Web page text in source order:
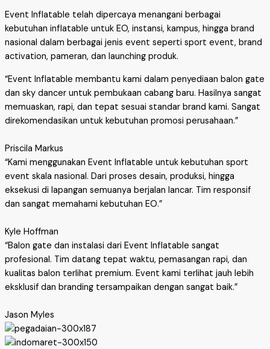
Event Inflatable telah dipercaya menangani berbagai
kebutuhan inflatable untuk EO, instansi, kampus, hingga brand
nasional dalam berbagai jenis event seperti sport event, brand
activation, pameran, dan launching produk.
“Event Inflatable membantu kami dalam penyediaan balon gate
dan sky dancer untuk pembukaan cabang baru. Hasilnya sangat
memuaskan, rapi, dan tepat sesuai standar brand kami. Sangat
direkomendasikan untuk kebutuhan promosi perusahaan.”
Priscila Markus
“Kami menggunakan Event Inflatable untuk kebutuhan sport
event skala nasional. Dari proses desain, produksi, hingga
eksekusi di lapangan semuanya berjalan lancar. Tim responsif
dan sangat memahami kebutuhan EO.”
Kyle Hoffman
“Balon gate dan instalasi dari Event Inflatable sangat
profesional. Tim datang tepat waktu, pemasangan rapi, dan
kualitas balon terlihat premium. Event kami terlihat jauh lebih
eksklusif dan branding tersampaikan dengan sangat baik.”
Jason Myles